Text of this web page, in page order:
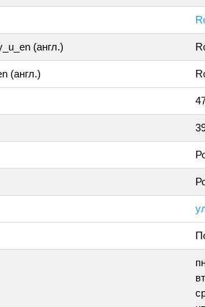
(англ.)
(англ.)